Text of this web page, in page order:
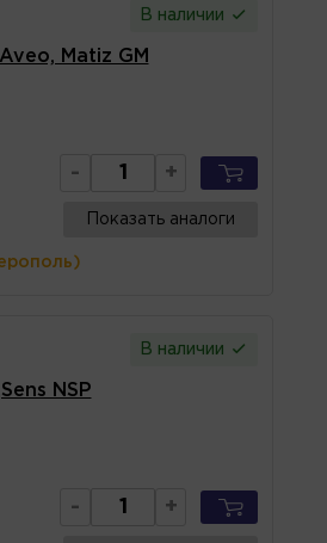
В наличии
Matiz GM
- +
Показать аналоги
В наличии
NSP
- +